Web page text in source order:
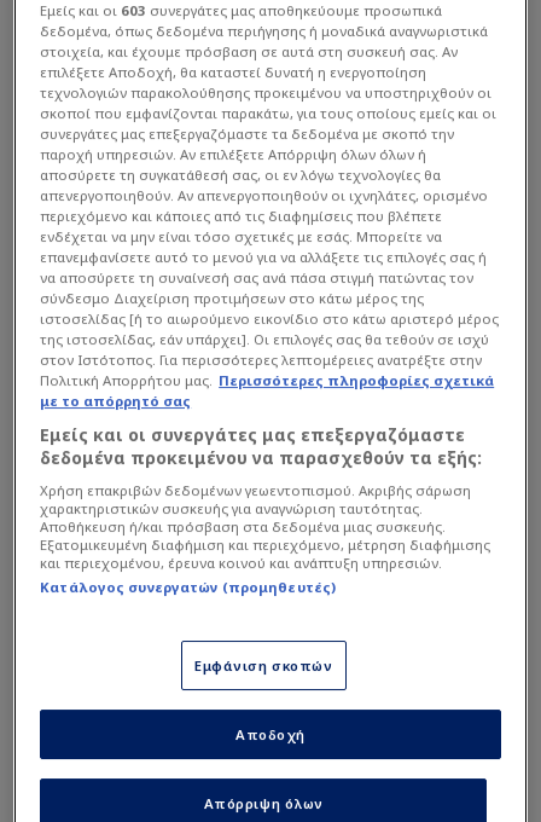
Η Πρόκληση με την Μπιλμπάο
και η «Μετάλλαξη» στη
Μούρθια
Η πρόσφατη εικόνα του ΠΑΟΚ στις ευρωπαϊκές
του υποχρεώσεις, και ιδιαίτερα η αναμέτρηση με
τη Μούρθια, αποτέλεσε κεντρικό σημείο
συζήτησης. Παρά τις δυσκολίες, η ομάδα έδειξε
χαρακτήρα, με ορισμένους παίκτες να
ξεχωρίζουν για την προσωπικότητά τους.
Διαβάστε επίσης...
και Κένι
Παίκτης της Euroleague για
τον ΠΑΟΚ!
Εμείς και οι 603 συνεργάτες μας αποθηκεύουμε προσωπικά
δεδομένα, όπως δεδομένα περιήγησης ή μοναδικά αναγνωριστικά
στοιχεία, και έχουμε πρόσβαση σε αυτά στη συσκευή σας. Αν
επιλέξετε Αποδοχή, θα καταστεί δυνατή η ενεργοποίηση
τεχνολογιών παρακολούθησης προκειμένου να υποστηριχθούν οι
σκοποί που εμφανίζονται παρακάτω, για τους οποίους εμείς και οι
συνεργάτες μας επεξεργαζόμαστε τα δεδομένα με σκοπό την
παροχή υπηρεσιών. Αν επιλέξετε Απόρριψη όλων όλων ή
αποσύρετε τη συγκατάθεσή σας, οι εν λόγω τεχνολογίες θα
απενεργοποιηθούν. Αν απενεργοποιηθούν οι ιχνηλάτες, ορισμένο
περιεχόμενο και κάποιες από τις διαφημίσεις που βλέπετε
ενδέχεται να μην είναι τόσο σχετικές με εσάς. Μπορείτε να
επανεμφανίσετε αυτό το μενού για να αλλάξετε τις επιλογές σας ή
να αποσύρετε τη συναίνεσή σας ανά πάσα στιγμή πατώντας τον
σύνδεσμο Διαχείριση προτιμήσεων στο κάτω μέρος της
ιστοσελίδας [ή το αιωρούμενο εικονίδιο στο κάτω αριστερό μέρος
της ιστοσελίδας, εάν υπάρχει]. Οι επιλογές σας θα τεθούν σε ισχύ
στον Ιστότοπος. Για περισσότερες λεπτομέρειες ανατρέξτε στην
Πολιτική Απορρήτου μας. Περισσότερες πληροφορίες σχετικά
με το απόρρητό σας
Εμείς και οι συνεργάτες μας επεξεργαζόμαστε
δεδομένα προκειμένου να παρασχεθούν τα εξής:
Χρήση επακριβών δεδομένων γεωεντοπισμού. Ακριβής σάρωση
χαρακτηριστικών συσκευής για αναγνώριση ταυτότητας.
Αποθήκευση ή/και πρόσβαση στα δεδομένα μιας συσκευής.
Εξατομικευμένη διαφήμιση και περιεχόμενο, μέτρηση διαφήμισης
και περιεχομένου, έρευνα κοινού και ανάπτυξη υπηρεσιών.
Κατάλογος συνεργατών (προμηθευτές)
Εμφάνιση σκοπών
Απόρριψη όλων
Αποδοχή